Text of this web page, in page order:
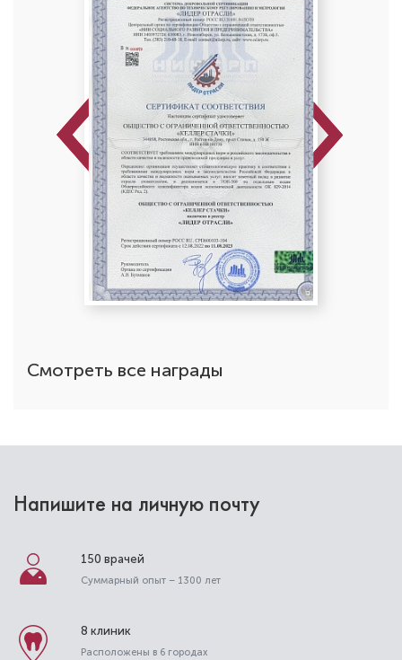
Previous Next
Смотреть все награды
Напишите на личную почту
150 врачей
Суммарный опыт – 1300 лет
8 клиник
Расположены в 6 городах